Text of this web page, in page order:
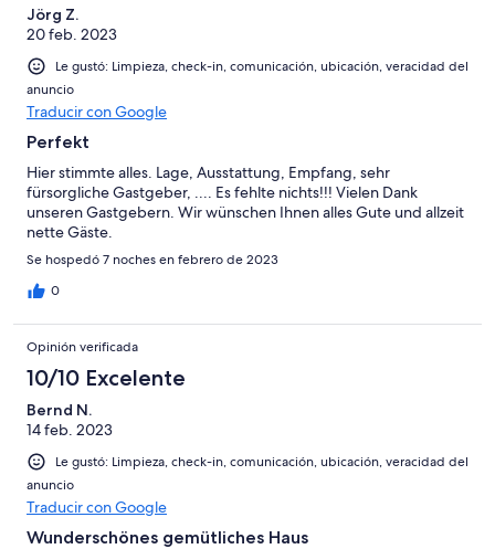
Jörg Z.
20 feb. 2023
Le gustó: Limpieza, check-in, comunicación, ubicación, veracidad del
anuncio
Traducir con Google
Perfekt
Hier stimmte alles. Lage, Ausstattung, Empfang, sehr
fürsorgliche Gastgeber, .... Es fehlte nichts!!! Vielen Dank
unseren Gastgebern. Wir wünschen Ihnen alles Gute und allzeit
nette Gäste.
Se hospedó 7 noches en febrero de 2023
0
Opinión verificada
10/10 Excelente
Bernd N.
14 feb. 2023
Le gustó: Limpieza, check-in, comunicación, ubicación, veracidad del
anuncio
Traducir con Google
Wunderschönes gemütliches Haus